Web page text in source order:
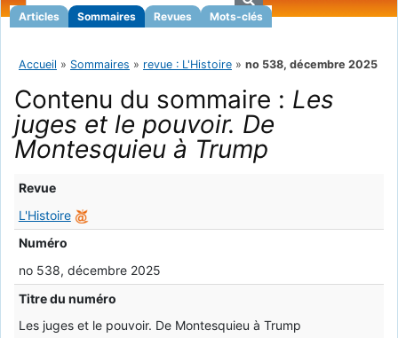
Articles Sommaires Revues Mots-clés
Accueil » Sommaires » revue : L'Histoire » no 538, décembre 2025
Contenu du sommaire : Les
juges et le pouvoir. De
Montesquieu à Trump
Revue
L'Histoire
Numéro
no 538, décembre 2025
Titre du numéro
Les juges et le pouvoir. De Montesquieu à Trump